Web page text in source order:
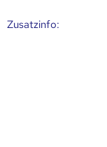
Zusatz­info: